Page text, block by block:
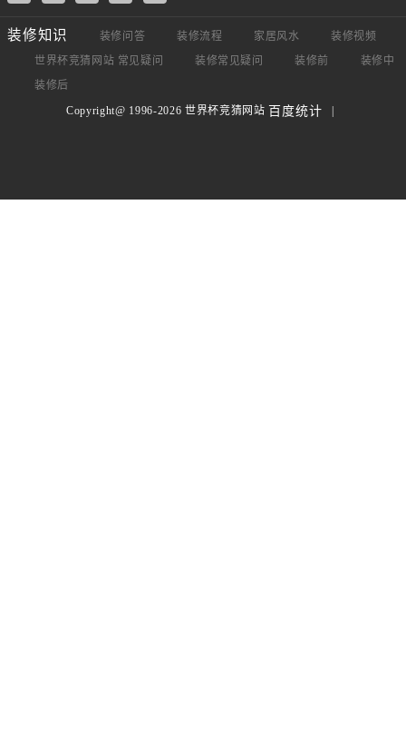
装修知识 装修问答 装修流程 家居风水
装修视频
世界杯竞猜网站 常见疑问
装修常见疑问 装修前
装修中
装修后
Copyright@ 1996-2026 世界杯竞猜网站 百度统计